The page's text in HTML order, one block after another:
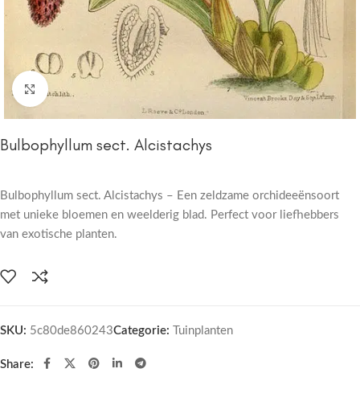
Click to enlarge
Bulbophyllum sect. Alcistachys
Bulbophyllum sect. Alcistachys – Een zeldzame orchideeënsoort
met unieke bloemen en weelderig blad. Perfect voor liefhebbers
van exotische planten.
SKU: 5c80de860243Categorie: Tuinplanten
Share: